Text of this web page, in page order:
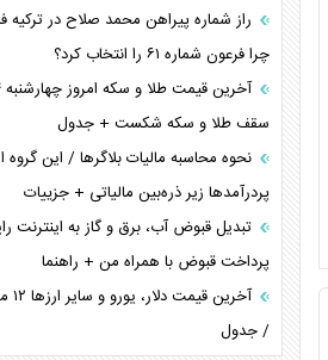
راز شماره پیراهن محمد صلاح در
چرا فرعون شماره ۶۱ را انتخاب کرد؟
سقف طلا و سکه شکست + جدول
نحوه محاسبه مالیات بلاگر‌ها / این گروه
پردرآمد‌ها زیر ذره‌بین مالیاتی + جزییات
تبدیل قبوض آب، برق و گاز به اینترنت
پرداخت قبوض با همراه من + راهنما
/ جدول